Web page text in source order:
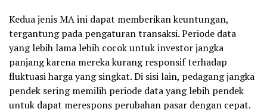
Kedua jenis MA ini dapat memberikan keuntungan,
tergantung pada pengaturan transaksi. Periode data
yang lebih lama lebih cocok untuk investor jangka
panjang karena mereka kurang responsif terhadap
fluktuasi harga yang singkat. Di sisi lain, pedagang jangka
pendek sering memilih periode data yang lebih pendek
untuk dapat merespons perubahan pasar dengan cepat.